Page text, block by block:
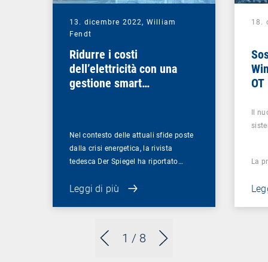
1 / 8
13. dicembre 2022, William
Fendt
Ridurre i costi
dell’elettricità con una
gestione smart
Nel contesto delle attuali sfide poste
dalla crisi energetica, la rivista
tedesca Der Spiegel ha riportato…
Leggi di più
18.
OT
Il
La